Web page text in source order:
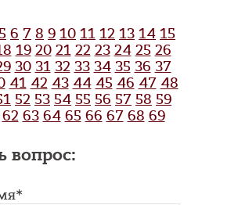
6 7 8 9 10 11 12 13 14 15
19 20 21 22 23 24 25 26
30 31 32 33 34 35 36 37
41 42 43 44 45 46 47 48
52 53 54 55 56 57 58 59
62 63 64 65 66 67 68 69
вопрос: